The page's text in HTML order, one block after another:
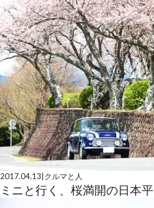
2017.04.13 クルマと人
ミニと行く、桜満開の日本平